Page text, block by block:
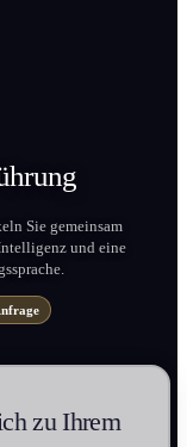
Sie gemeinsam
und eine
zu Ihrem